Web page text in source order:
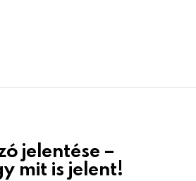
jelentése –
mit is jelent!